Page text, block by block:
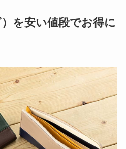
を安い値段でお得に